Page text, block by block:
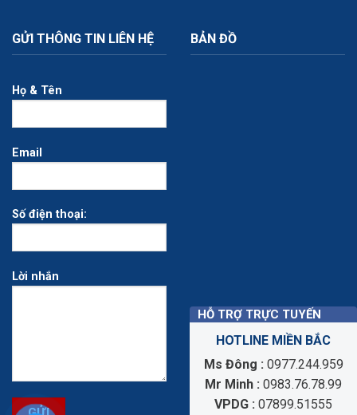
GỬI THÔNG TIN LIÊN HỆ
Họ & Tên
Email
Số điện thoại:
Lời nhắn
BẢN ĐỒ
Ẩn
HỖ TRỢ TRỰC TUYẾN
HOTLINE MIỀN BẮC
Ms Đông : 0977.244.959
Mr Minh : 0983.76.78.99
VPDG : 07899.51555